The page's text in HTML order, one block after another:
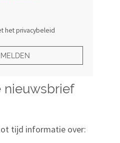
het privacybeleid
tijd informatie over: